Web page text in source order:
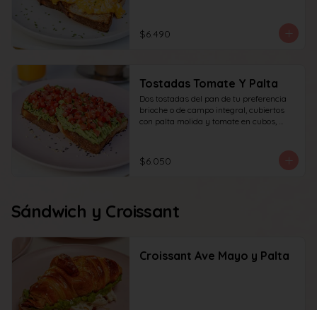
$6.490
Tostadas Tomate Y Palta
Dos tostadas del pan de tu preferencia
brioche o de campo integral, cubiertos
con palta molida y tomate en cubos,
$6.050
Sándwich y Croissant
Croissant Ave Mayo y Palta